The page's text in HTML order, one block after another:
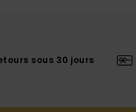
sous 30 jours